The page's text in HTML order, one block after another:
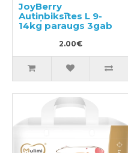
JoyBerry
Autiņbiksītes L 9-
14kg paraugs 3gab
2.00€